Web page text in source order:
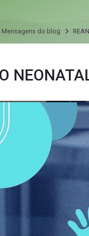
Mensagens do blog
Sheyla